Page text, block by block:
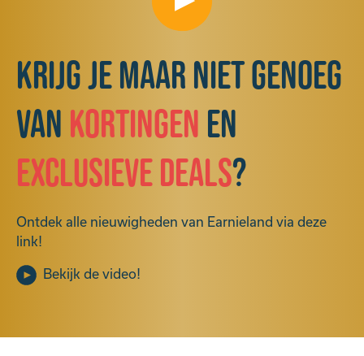
Krijg je maar niet genoeg
van kortingen en
exclusieve deals?
Ontdek alle nieuwigheden van Earnieland via deze
link!
Bekijk de video!